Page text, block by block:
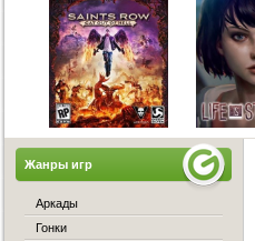
Жанры игр
Аркады
Гонки